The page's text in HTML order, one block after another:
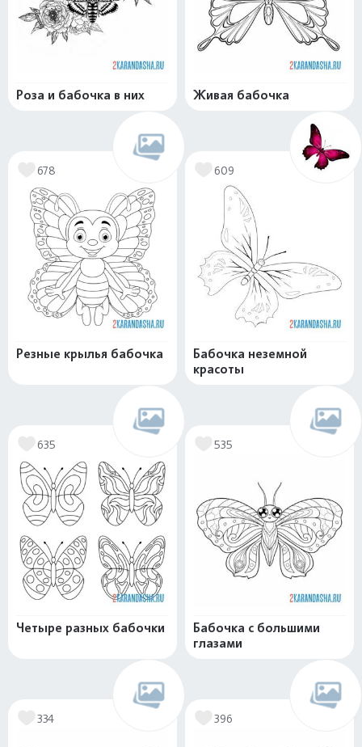
Роза и бабочка в них Живая бабочка
678
Резные крылья бабочка
609
Бабочка неземной
красоты
635
Четыре разных бабочки
535
Бабочка с большими
глазами
334 396